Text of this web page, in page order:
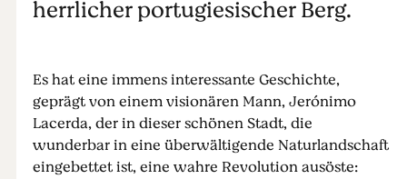
eine
faszinierende
Geschichte
herrlicher portugiesischer Berg.
Es hat eine immens interessante Geschichte,
geprägt von einem visionären Mann, Jerónimo
Lacerda, der in dieser schönen Stadt, die
wunderbar in eine überwältigende Naturlandschaft
eingebettet ist, eine wahre Revolution ausöste: